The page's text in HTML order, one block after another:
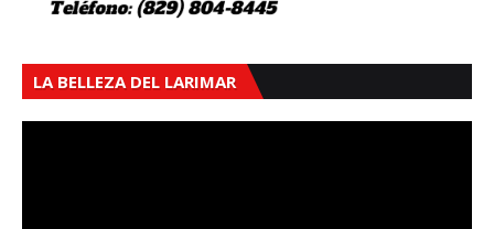
LA BELLEZA DEL LARIMAR